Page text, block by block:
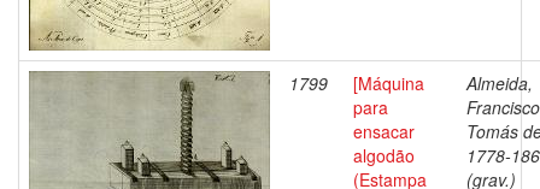
1799
[Máquina
para
ensacar
algodão
(Estampa
Almeida,
Francisco
Tomás
1778-
(grav.)